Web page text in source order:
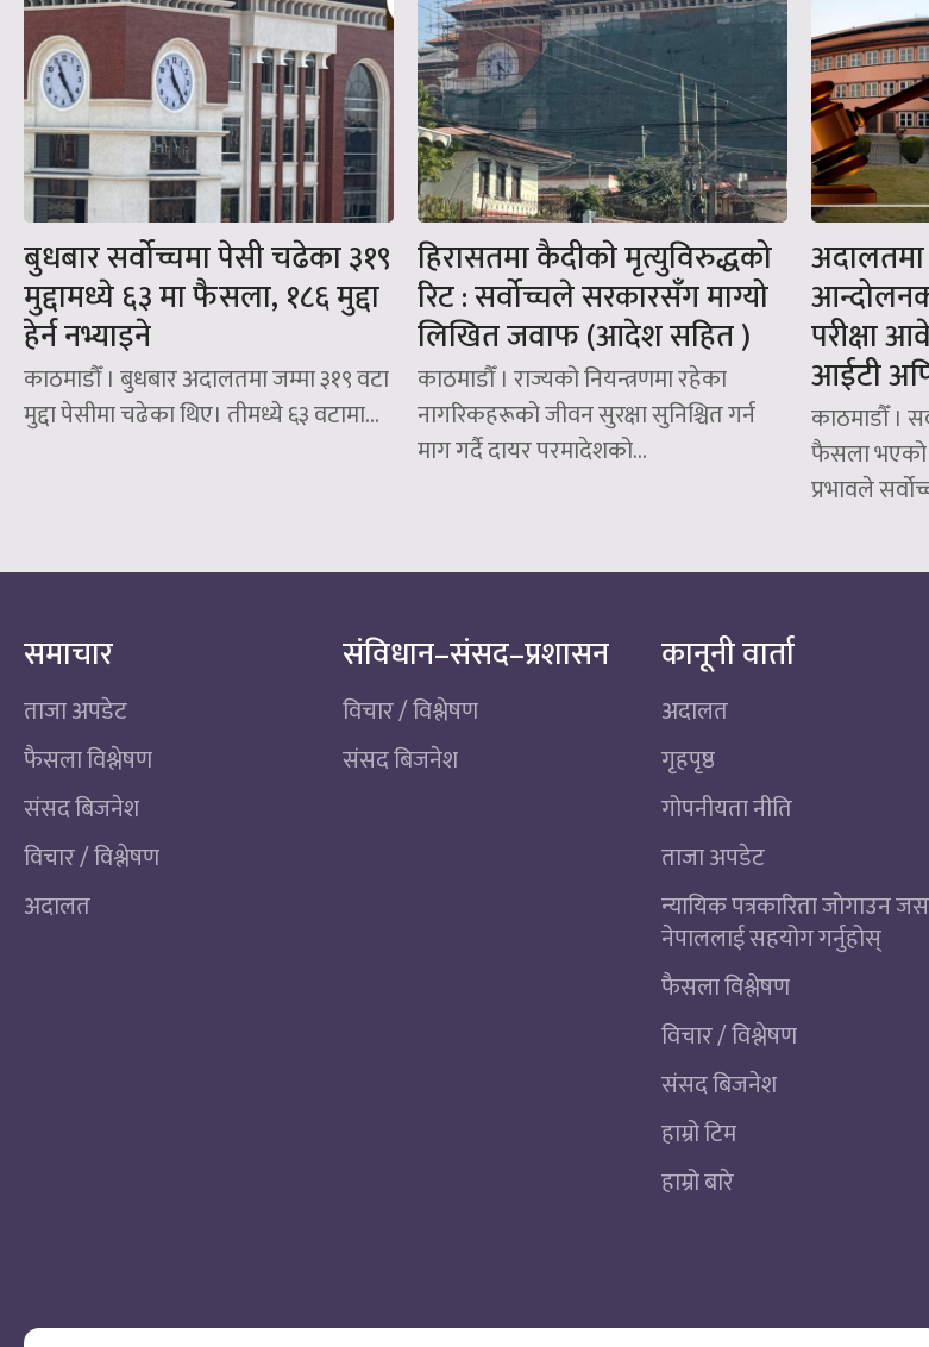
बुधबार सर्वोच्चमा पेसी चढेका ३१९
मुद्दामध्ये ६३ मा फैसला, १८६ मुद्दा
हेर्न नभ्याइने
काठमाडौँ । बुधबार अदालतमा जम्मा ३१९ वटा
मुद्दा पेसीमा चढेका थिए। तीमध्ये ६३ वटामा...
हिरासतमा कैदीकाे मृत्युविरुद्धको
रिट : सर्वोच्चले सरकारसँग माग्यो
लिखित जवाफ (आदेश सहित )
काठमाडौँ । राज्यको नियन्त्रणमा रहेका
नागरिकहरूको जीवन सुरक्षा सुनिश्चित गर्न
माग गर्दै दायर परमादेशको...
परीक्षा
आईटी
काठमाडौँ ।
फैसला
प्रभावले
समाचार
ताजा अपडेट
फैसला विश्लेषण
संसद बिजनेश
विचार / विश्लेषण
अदालत
संविधान–संसद–प्रशासन
विचार / विश्लेषण
संसद बिजनेश
कानूनी वार्ता
अदालत
गृहपृष्ठ
गोपनीयता नीति
ताजा अपडेट
न्यायिक पत्रकारिता जोगाउन जस
नेपाललाई सहयोग गर्नुहोस्
फैसला विश्लेषण
विचार / विश्लेषण
संसद बिजनेश
हाम्रो टिम
हाम्रो बारे